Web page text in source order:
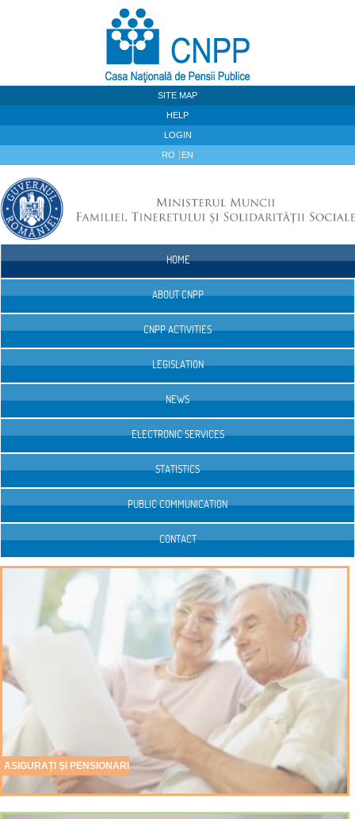
SITE MAP
HELP
LOGIN
RO EN
HOME
ABOUT CNPP
CNPP ACTIVITIES
LEGISLATION
NEWS
ELECTRONIC SERVICES
STATISTICS
PUBLIC COMMUNICATION
CONTACT
ASIGURAȚI ŞI PENSIONARI